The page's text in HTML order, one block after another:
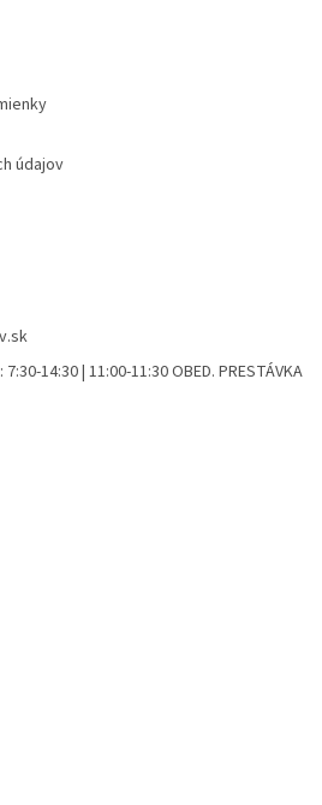
údajov
14:30 | 11:00-11:30 OBED. PRESTÁVKA